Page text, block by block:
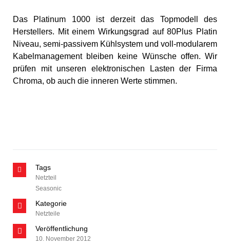
Das Platinum 1000 ist derzeit das Topmodell des
Herstellers. Mit einem Wirkungsgrad auf 80Plus Platin
Niveau, semi-passivem Kühlsystem und voll-modularem
Kabelmanagement bleiben keine Wünsche offen. Wir
prüfen mit unseren elektronischen Lasten der Firma
Chroma, ob auch die inneren Werte stimmen.
Tags
Netzteil
Seasonic
Kategorie
Netzteile
Veröffentlichung
10. November 2012